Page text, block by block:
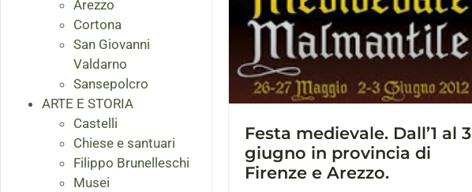
Arezzo
Cortona
San Giovanni
Valdarno
Sansepolcro
ARTE E STORIA
Castelli
Chiese e santuari
Filippo Brunelleschi
Musei
Festa medievale. Dall’1 al 3
giugno in provincia di
Firenze e Arezzo.